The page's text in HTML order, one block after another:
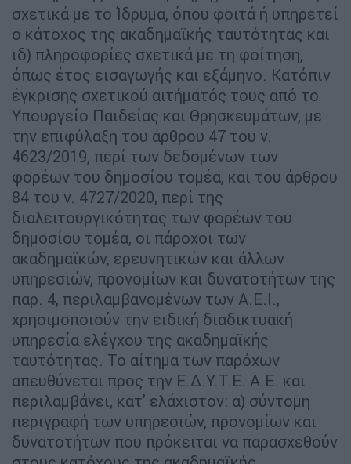
σχετικά με το Ίδρυμα, όπου φοιτά ή υπηρετεί
ο κάτοχος της ακαδημαϊκής ταυτότητας και
ιδ) πληροφορίες σχετικά με τη φοίτηση,
όπως έτος εισαγωγής και εξάμηνο. Κατόπιν
έγκρισης σχετικού αιτήματός τους από το
Υπουργείο Παιδείας και Θρησκευμάτων, με
την επιφύλαξη του άρθρου 47 του ν.
4623/2019, περί των δεδομένων των
φορέων του δημοσίου τομέα, και του άρθρου
84 του ν. 4727/2020, περί της
διαλειτουργικότητας των φορέων του
δημοσίου τομέα, οι πάροχοι των
ακαδημαϊκών, ερευνητικών και άλλων
υπηρεσιών, προνομίων και δυνατοτήτων της
παρ. 4, περιλαμβανομένων των Α.Ε.Ι.,
χρησιμοποιούν την ειδική διαδικτυακή
υπηρεσία ελέγχου της ακαδημαϊκής
ταυτότητας. Το αίτημα των παρόχων
απευθύνεται προς την Ε.Δ.Υ.Τ.Ε. Α.Ε. και
περιλαμβάνει, κατ’ ελάχιστον: α) σύντομη
περιγραφή των υπηρεσιών, προνομίων και
δυνατοτήτων που πρόκειται να παρασχεθούν